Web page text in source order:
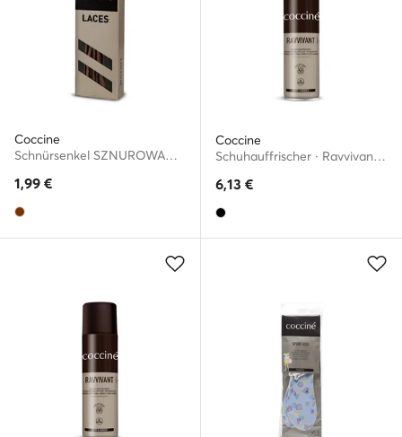
Coccine
Schnürsenkel SZNUROWADŁA 90 cm F3 BAWEŁNIANE v.AZ Braun
1,99 €
Coccine
Schuhauffrischer · Ravvivant 55/59/250/02/A/15v4
6,13 €